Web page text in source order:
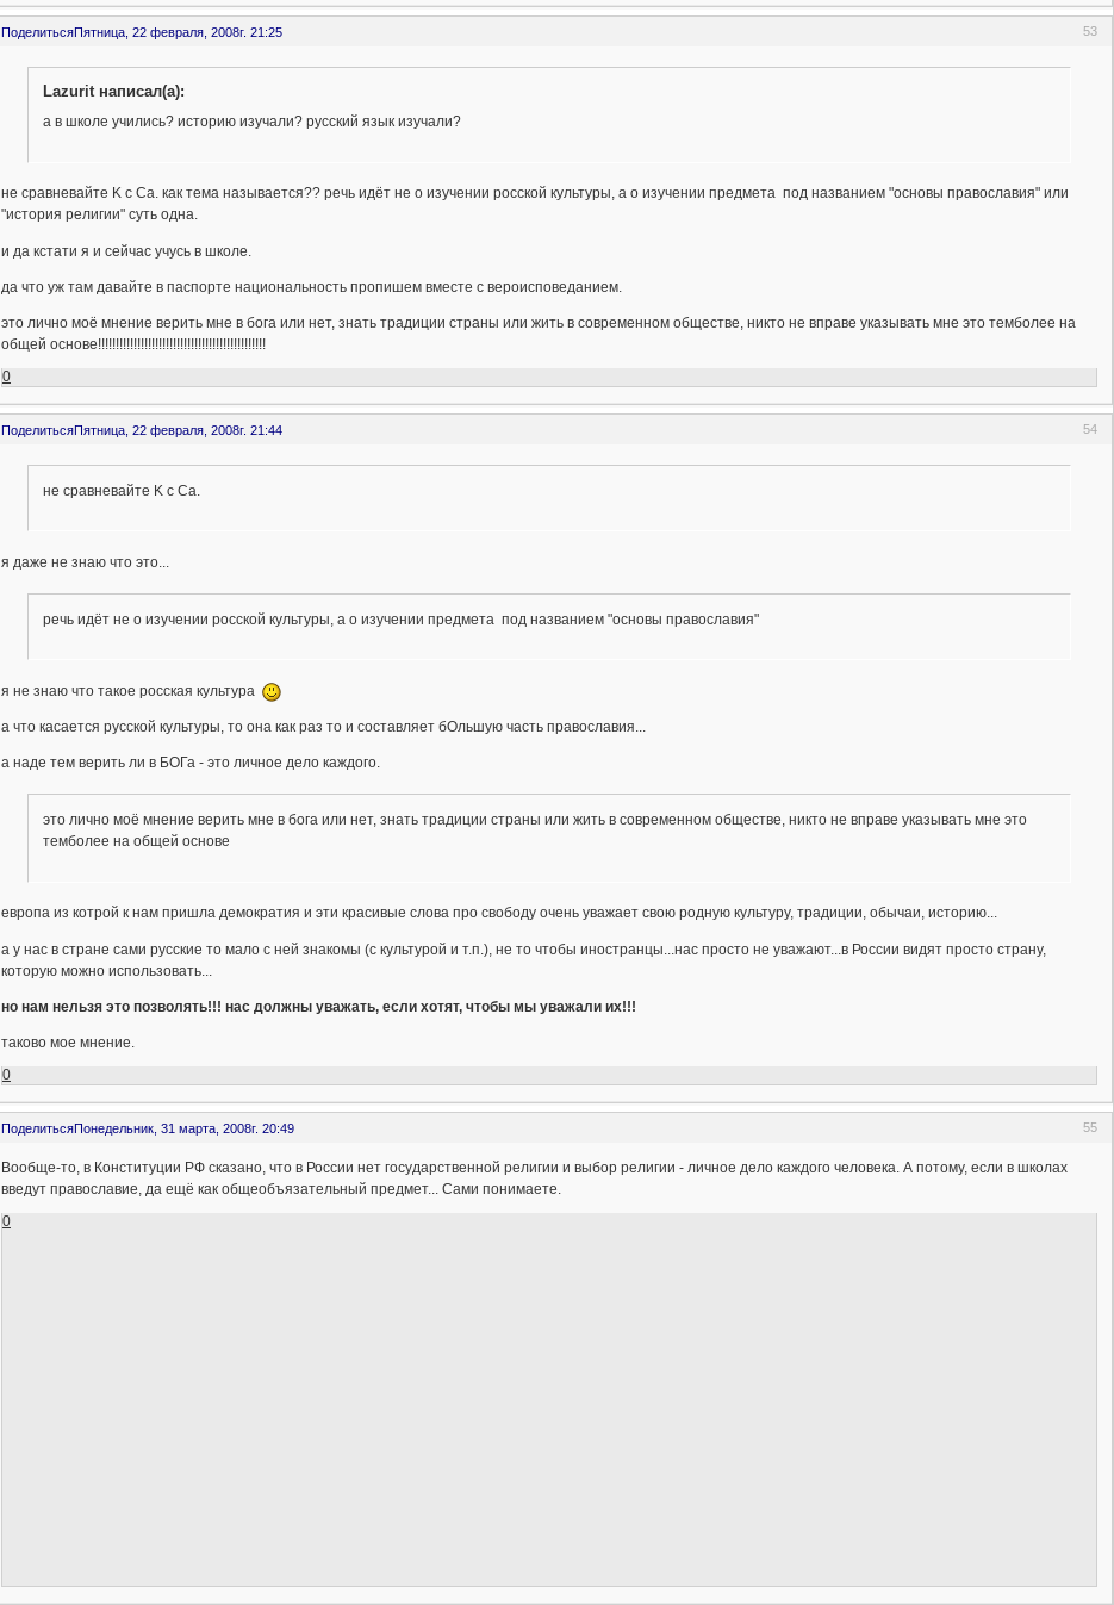
Поделиться 53
Пятница, 22 февраля, 2008г. 21:25
Lazurit написал(а):
а в школе учились? историю изучали? русский язык изучали?
не сравневайте K с Са. как тема называется?? речь идёт не о изучении росской культуры, а о изучении предмета под названием "основы православия" или
"история религии" суть одна.
и да кстати я и сейчас учусь в школе.
да что уж там давайте в паспорте национальность пропишем вместе с вероисповеданием.
это лично моё мнение верить мне в бога или нет, знать традиции страны или жить в современном обществе, никто не вправе указывать мне это темболее на
общей основе!!!!!!!!!!!!!!!!!!!!!!!!!!!!!!!!!!!!!!!!!!!!!!!
0
Поделиться 54
Пятница, 22 февраля, 2008г. 21:44
не сравневайте K с Са.
я даже не знаю что это...
речь идёт не о изучении росской культуры, а о изучении предмета под названием "основы православия"
я не знаю что такое росская культура
а что касается русской культуры, то она как раз то и составляет бОльшую часть православия...
а наде тем верить ли в БОГа - это личное дело каждого.
это лично моё мнение верить мне в бога или нет, знать традиции страны или жить в современном обществе, никто не вправе указывать мне это
темболее на общей основе
европа из котрой к нам пришла демократия и эти красивые слова про свободу очень уважает свою родную культуру, традиции, обычаи, историю...
а у нас в стране сами русские то мало с ней знакомы (с культурой и т.п.), не то чтобы иностранцы...нас просто не уважают...в России видят просто страну,
которую можно использовать...
но нам нельзя это позволять!!! нас должны уважать, если хотят, чтобы мы уважали их!!!
таково мое мнение.
0
Поделиться 55
Понедельник, 31 марта, 2008г. 20:49
Вообще-то, в Конституции РФ сказано, что в России нет государственной религии и выбор религии - личное дело каждого человека. А потому, если в школах
введут православие, да ещё как общеобъязательный предмет... Сами понимаете.
0